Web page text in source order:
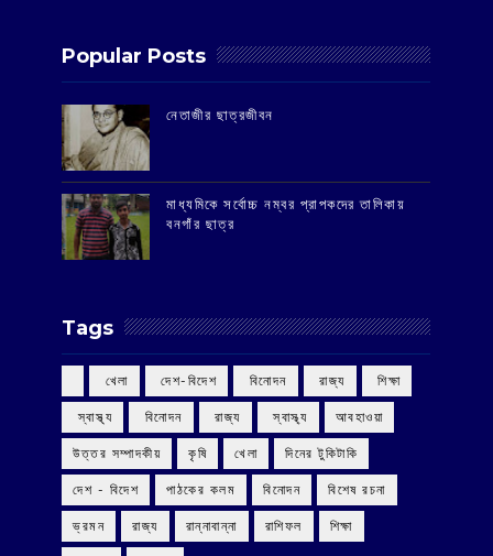
Popular Posts
‌নেতাজীর ছাত্রজীবন
মাধ্যমিকে সর্বোচ্চ নম্বর প্রাপকদের তালিকায়
বনগাঁর ছাত্র
Tags
‌ খেলা ‌ দেশ-বিদেশ ‌ বিনোদন ‌ রাজ্য ‌ শিক্ষা
‌ স্বাস্থ্য ‌ বিনোদন ‌ রাজ্য ‌ স্বাস্থ্য আবহাওয়া
উত্তর সম্পাদকীয় কৃষি খেলা দিনের টুকিটাকি
দেশ - বিদেশ পাঠকের কলম বিনোদন বিশেষ রচনা
ভ্রমন রাজ্য রান্নাবান্না রাশিফল শিক্ষা